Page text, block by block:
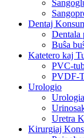
Dentaj
Dentala
Buŝa
Katetero kaj
PVC-
PVDF-
Urologio
Uretra
Kirurgiaj